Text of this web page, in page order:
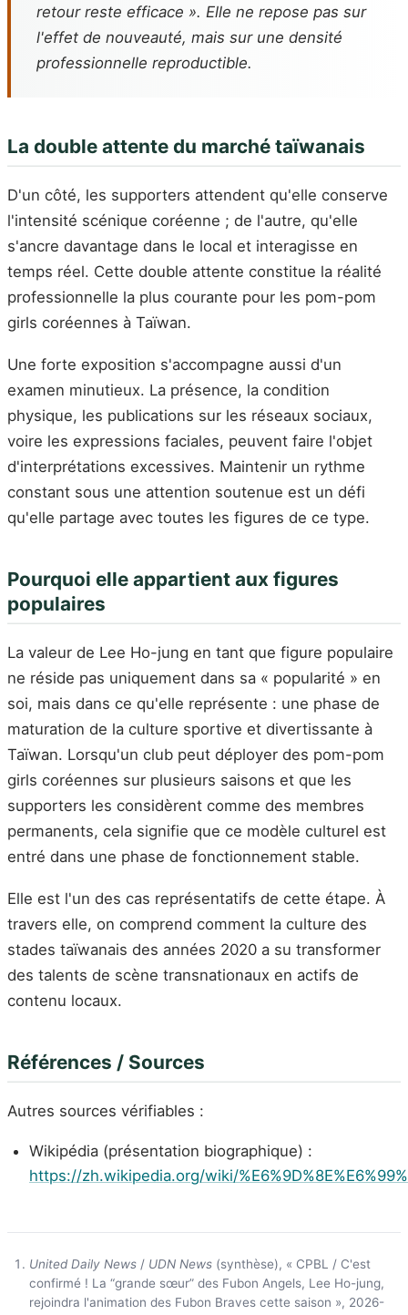
retour reste efficace ». Elle ne repose pas sur
l'effet de nouveauté, mais sur une densité
professionnelle reproductible.
La double attente du marché taïwanais
D'un côté, les supporters attendent qu'elle conserve
l'intensité scénique coréenne ; de l'autre, qu'elle
s'ancre davantage dans le local et interagisse en
temps réel. Cette double attente constitue la réalité
professionnelle la plus courante pour les pom-pom
girls coréennes à Taïwan.
Une forte exposition s'accompagne aussi d'un
examen minutieux. La présence, la condition
physique, les publications sur les réseaux sociaux,
voire les expressions faciales, peuvent faire l'objet
d'interprétations excessives. Maintenir un rythme
constant sous une attention soutenue est un défi
qu'elle partage avec toutes les figures de ce type.
Pourquoi elle appartient aux figures
populaires
La valeur de Lee Ho-jung en tant que figure populaire
ne réside pas uniquement dans sa « popularité » en
soi, mais dans ce qu'elle représente : une phase de
maturation de la culture sportive et divertissante à
Taïwan. Lorsqu'un club peut déployer des pom-pom
girls coréennes sur plusieurs saisons et que les
supporters les considèrent comme des membres
permanents, cela signifie que ce modèle culturel est
entré dans une phase de fonctionnement stable.
Elle est l'un des cas représentatifs de cette étape. À
travers elle, on comprend comment la culture des
stades taïwanais des années 2020 a su transformer
des talents de scène transnationaux en actifs de
contenu locaux.
Références / Sources
Autres sources vérifiables :
Wikipédia (présentation biographique) :
https://zh.wikipedia.org/wiki/
United Daily News / UDN News (synthèse), « CPBL / C'est
confirmé ! La “grande sœur” des Fubon Angels, Lee Ho-jung,
rejoindra l'animation des Fubon Braves cette saison », 2026-